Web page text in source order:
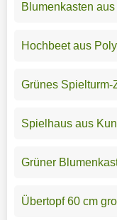
Blumenkasten aus
Hochbeet aus
Grünes Spielturm-
Spielhaus aus
Grüner
Übertopf 60 cm